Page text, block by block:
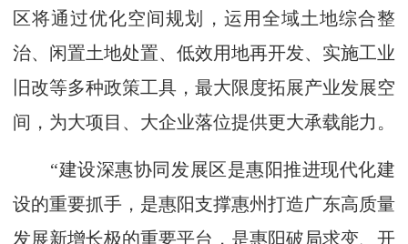
区将通过优化空间规划，运用全域土地综合整
治、闲置土地处置、低效用地再开发、实施工业
旧改等多种政策工具，最大限度拓展产业发展空
间，为大项目、大企业落位提供更大承载能力。
“建设深惠协同发展区是惠阳推进现代化建
设的重要抓手，是惠阳支撑惠州打造广东高质量
发展新增长极的重要平台，是惠阳破局求变、开